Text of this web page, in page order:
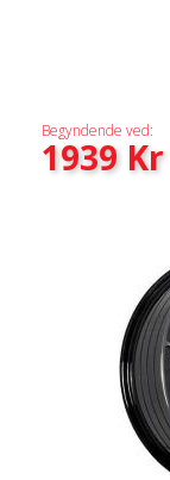
Begyndende ved:
1939Kr